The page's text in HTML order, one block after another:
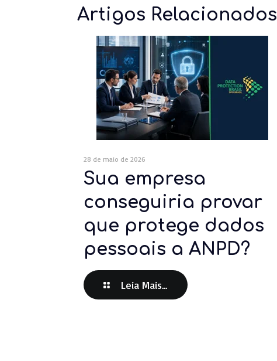
Artigos Relacionados
28 de maio de 2026
Sua empresa
conseguiria provar
que protege dados
pessoais a ANPD?
Leia Mais...